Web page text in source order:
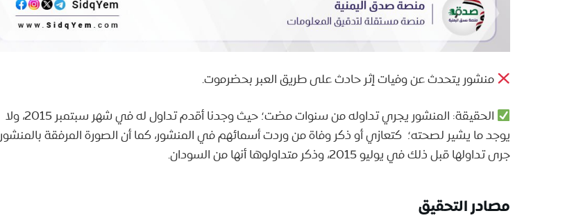
منشور يتحدث عن وفيات إثر حادث على طريق العبر بحضرموت.
الحقيقة: المنشور يجري تداوله من سنوات مضت؛ حيث وجدنا أقدم تداول له في شهر سبتمبر 2015، ولا
يوجد ما يشير لصحته؛ كتعازي أو ذكر وفاة من وردت أسمائهم في المنشور، كما أن الصورة المرفقة بالمنشور
جرى تداولها قبل ذلك في يوليو 2015، وذكر متداولوها أنها من السودان.
مصادر التحقيق